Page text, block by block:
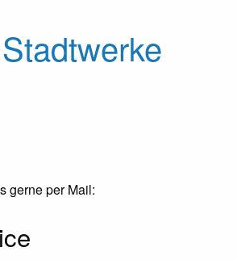
Stadtwerke
gerne per Mail: